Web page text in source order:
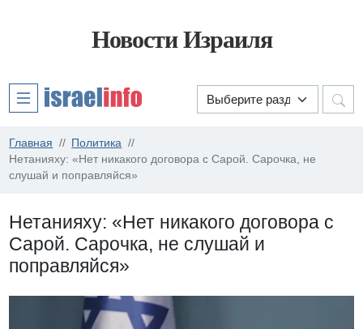
Новости Израиля
Главная
Политика
Нетанияху: «Нет никакого договора с Сарой. Сарочка, не
слушай и поправляйся»
Нетанияху: «Нет никакого договора с
Сарой. Сарочка, не слушай и
поправляйся»